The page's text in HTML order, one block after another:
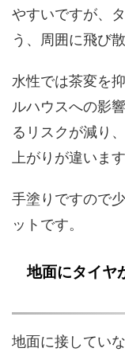
やすいですが、
う、周囲に飛び
水性では茶変を
ルハウスへの影
るリスクが減り
上がりが違います
手塗りですので
ットです。
地面にタイヤ
地面に接してい